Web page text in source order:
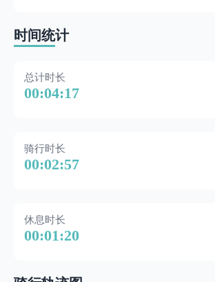
时间统计
总计时长
00:04:17
骑行时长
00:02:57
休息时长
00:01:20